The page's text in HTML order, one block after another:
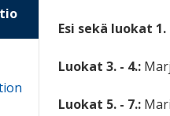
Esi sekä luokat 1.
Luokat 3. - 4.:
Luokat 5. - 7.: